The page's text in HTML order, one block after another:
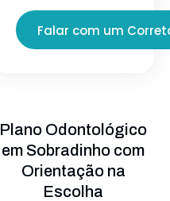
Falar com um
Plano Odontológico
em Sobradinho com
Orientação na
Escolha